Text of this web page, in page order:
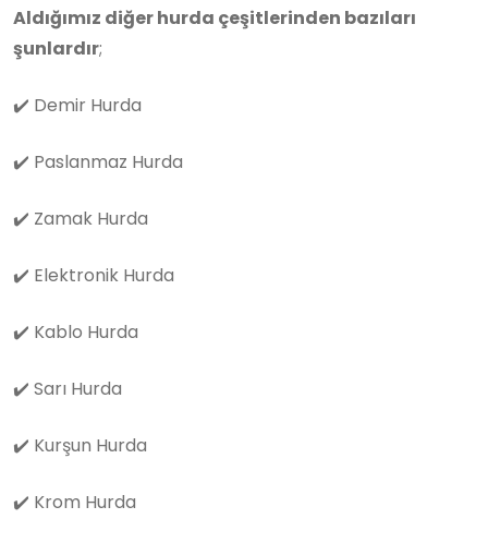
Aldığımız diğer hurda çeşitlerinden bazıları
şunlardır;
✔️ Demir Hurda
✔️ Paslanmaz Hurda
✔️ Zamak Hurda
✔️ Elektronik Hurda
✔️ Kablo Hurda
✔️ Sarı Hurda
✔️ Kurşun Hurda
✔️ Krom Hurda